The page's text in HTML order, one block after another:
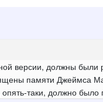
версии, должны были
памяти Джеймса
таки, должно было